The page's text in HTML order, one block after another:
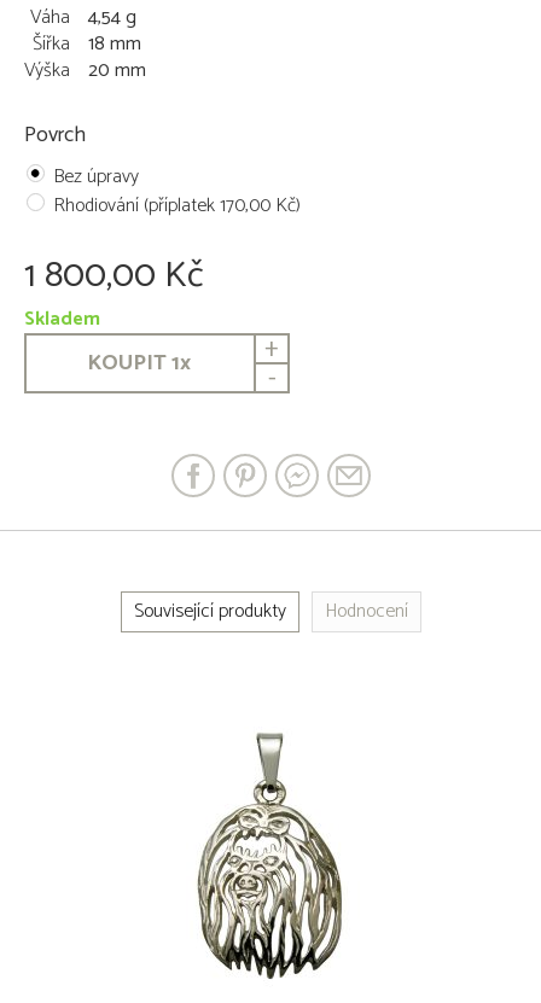
Váha 4,54 g
Šířka 18 mm
Výška 20 mm
Povrch
Bez úpravy
Rhodiování (příplatek 170,00 Kč)
1 800,00 Kč
Skladem
KOUPIT1x +
-
Související produkty Hodnocení